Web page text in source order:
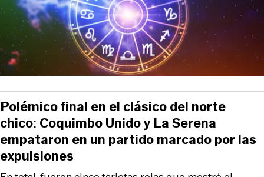
Polémico final en el clásico del norte
chico: Coquimbo Unido y La Serena
empataron en un partido marcado por las
expulsiones